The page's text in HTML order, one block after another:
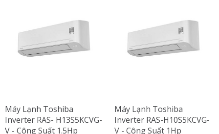
Máy Lạnh Toshiba
Inverter RAS- H13S5KCVG-
V - Công Suất 1.5Hp
Máy Lạnh Toshiba
Inverter RAS-H10S5KCVG-
V - Công Suất 1Hp